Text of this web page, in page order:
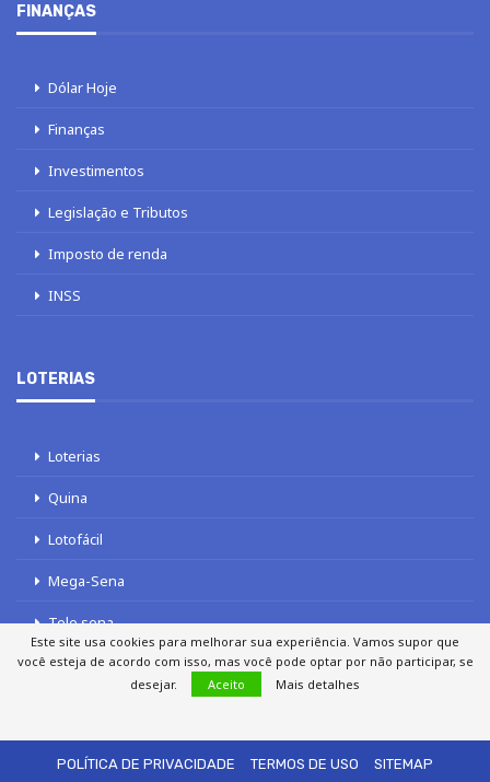
FINANÇAS
Dólar Hoje
Finanças
Investimentos
Legislação e Tributos
Imposto de renda
INSS
LOTERIAS
Loterias
Quina
Lotofácil
Mega-Sena
Tele sena
POLÍTICA DE PRIVACIDADE
TERMOS DE USO SITEMAP
Este site usa cookies para melhorar sua experiência. Vamos supor que
você esteja de acordo com isso, mas você pode optar por não participar, se
desejar.
Aceito Mais detalhes